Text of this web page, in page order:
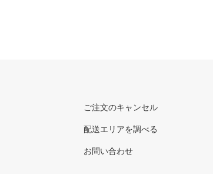
ご注文のキャンセル
配送エリアを調べる
お問い合わせ